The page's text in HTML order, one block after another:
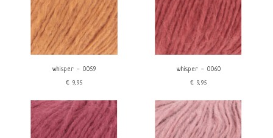
whisper - 0059
€9,95
whisper - 0060
€9,95